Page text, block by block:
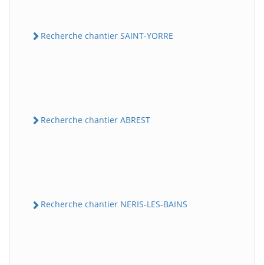
Recherche chantier SAINT-YORRE
Recherche chantier ABREST
Recherche chantier NERIS-LES-BAINS